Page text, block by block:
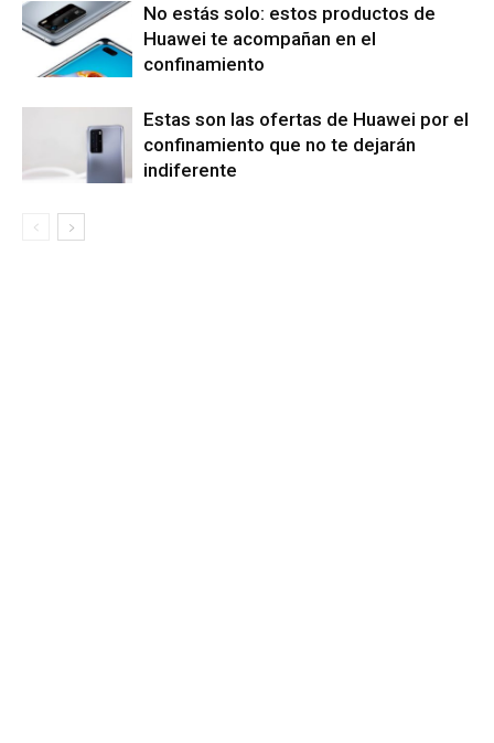
No estás solo: estos productos de
Huawei te acompañan en el
confinamiento
Estas son las ofertas de Huawei por el
confinamiento que no te dejarán
indiferente